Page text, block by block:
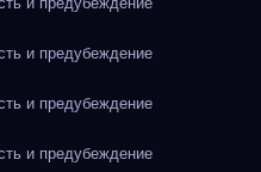
и предубеждение
и предубеждение
и предубеждение